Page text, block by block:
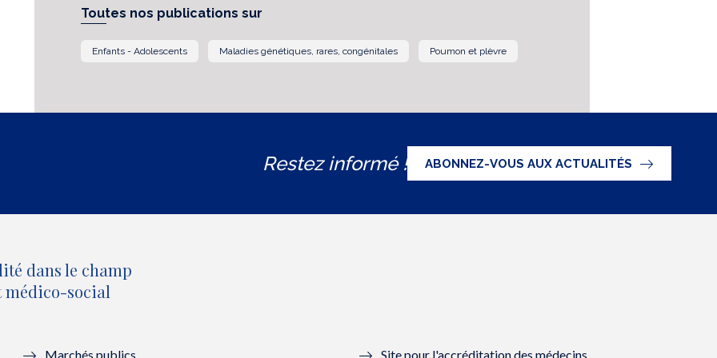
Toutes nos publications sur
Enfants - Adolescents Maladies génétiques, rares, congénitales Poumon et plèvre
Restez informé ! ABONNEZ-VOUS AUX ACTUALITÉS
dans le champ
médico-social
Marchés publics Site pour l'accréditation des médecins